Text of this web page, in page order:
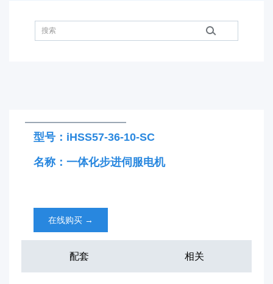
型号：iHSS57-36-10-SC
名称：一体化步进伺服电机
在线购买 →
配套 相关